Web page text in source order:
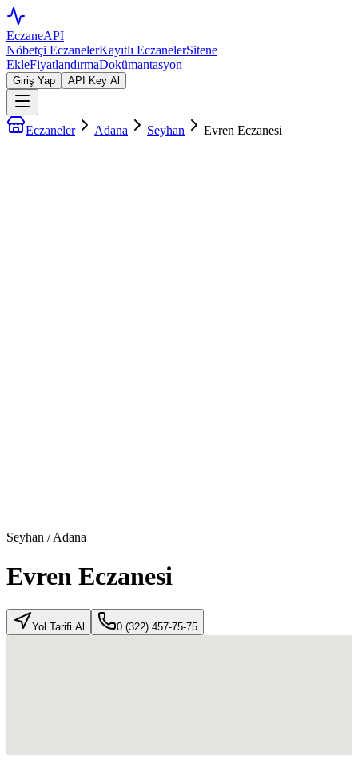
EczaneAPI
Nöbetçi EczanelerKayıtlı EczanelerSitene
EkleFiyatlandırmaDokümantasyon
Giriş Yap API Key Al
Eczaneler Adana Seyhan Evren Eczanesi
Seyhan /Adana
Evren Eczanesi
Yol Tarifi Al 0 (322) 457-75-75